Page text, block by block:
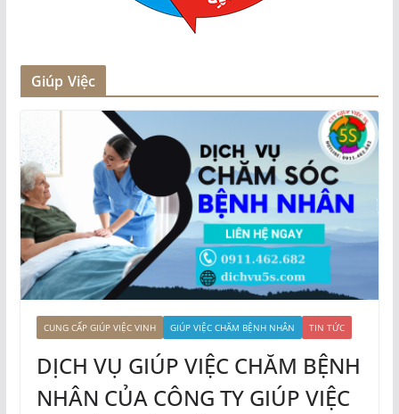
Giúp Việc
CUNG CẤP GIÚP VIỆC VINH GIÚP VIỆC CHĂM BỆNH NHÂN TIN TỨC
DỊCH VỤ GIÚP VIỆC CHĂM BỆNH
NHÂN CỦA CÔNG TY GIÚP VIỆC